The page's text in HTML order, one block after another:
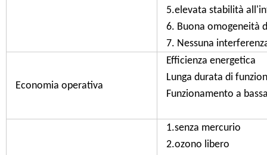
5.elevata stabilità
6. Buona omogeneità
7. Nessuna
Economia operativa
Efficienza energetica
Lunga durata di
Funzionamento a
1.senza mercurio
2.ozono libero